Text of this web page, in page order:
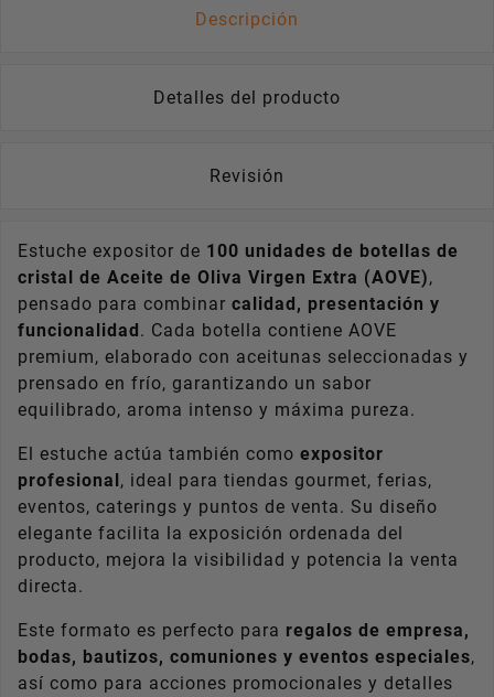
Descripción
Detalles del producto
Revisión
Estuche expositor de 100 unidades de botellas de
cristal de Aceite de Oliva Virgen Extra (AOVE),
pensado para combinar calidad, presentación y
funcionalidad. Cada botella contiene AOVE
premium, elaborado con aceitunas seleccionadas y
prensado en frío, garantizando un sabor
equilibrado, aroma intenso y máxima pureza.
El estuche actúa también como expositor
profesional, ideal para tiendas gourmet, ferias,
eventos, caterings y puntos de venta. Su diseño
elegante facilita la exposición ordenada del
producto, mejora la visibilidad y potencia la venta
directa.
Este formato es perfecto para regalos de empresa,
bodas, bautizos, comuniones y eventos especiales,
así como para acciones promocionales y detalles
DESCUENTO!
Regístrate para recibir el descuento.
Email
*
Acepto las condiciones
confidencialidad
REGISTRATE